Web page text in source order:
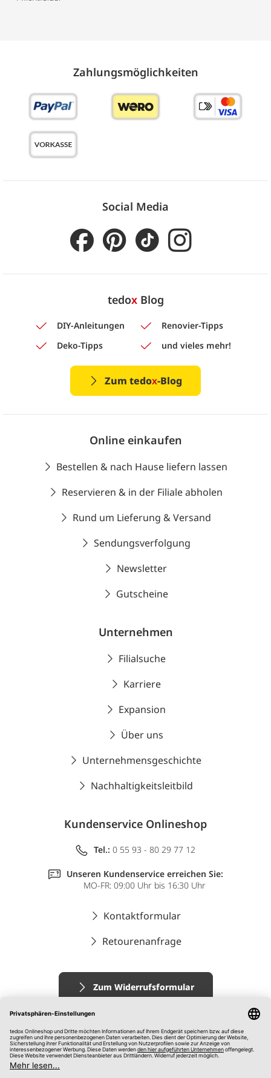
Zahlungs­möglich­keiten
Social Media
tedoxBlog
DIY-Anleitungen
Renovier-Tipps
Deko-Tipps
und vieles mehr!
Zum tedox-Blog
Online einkaufen
Bestellen & nach Hause liefern lassen
Reservieren & in der Filiale abholen
Rund um Lieferung & Versand
Sendungsverfolgung
Newsletter
Gutscheine
Unternehmen
Filialsuche
Karriere
Expansion
Über uns
Unternehmensgeschichte
Nachhaltigkeitsleitbild
Kundenservice Onlineshop
Tel.: 0 55 93 - 80 29 77 12
Unseren Kundenservice erreichen Sie:
MO-FR: 09:00 Uhr bis 16:30 Uhr
Kontaktformular
Retourenanfrage
Zum Widerrufsformular
Impressum
AGB